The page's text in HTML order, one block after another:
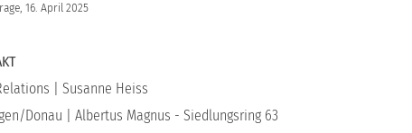
16. April 2025
| Susanne Heiss
Donau | Albertus Magnus - Siedlungsring 63